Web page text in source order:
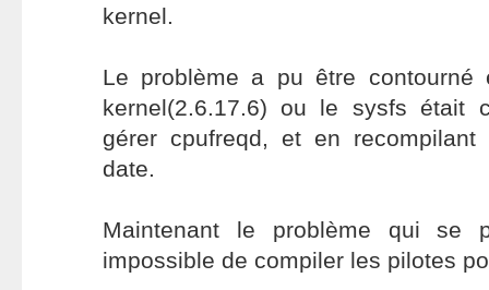
kernel.
Le problème a pu être contourné
kernel(2.6.17.6) ou le sysfs était
gérer cpufreqd, et en
date.
Maintenant le problème qui se
impossible de compiler les pilotes